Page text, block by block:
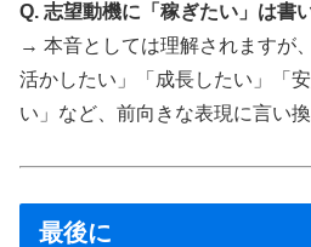
Q. 志望動機に「稼ぎたい」は書
→ 本音としては理解されますが
活かしたい」「成長したい」「
い」など、前向きな表現に言い
最後に